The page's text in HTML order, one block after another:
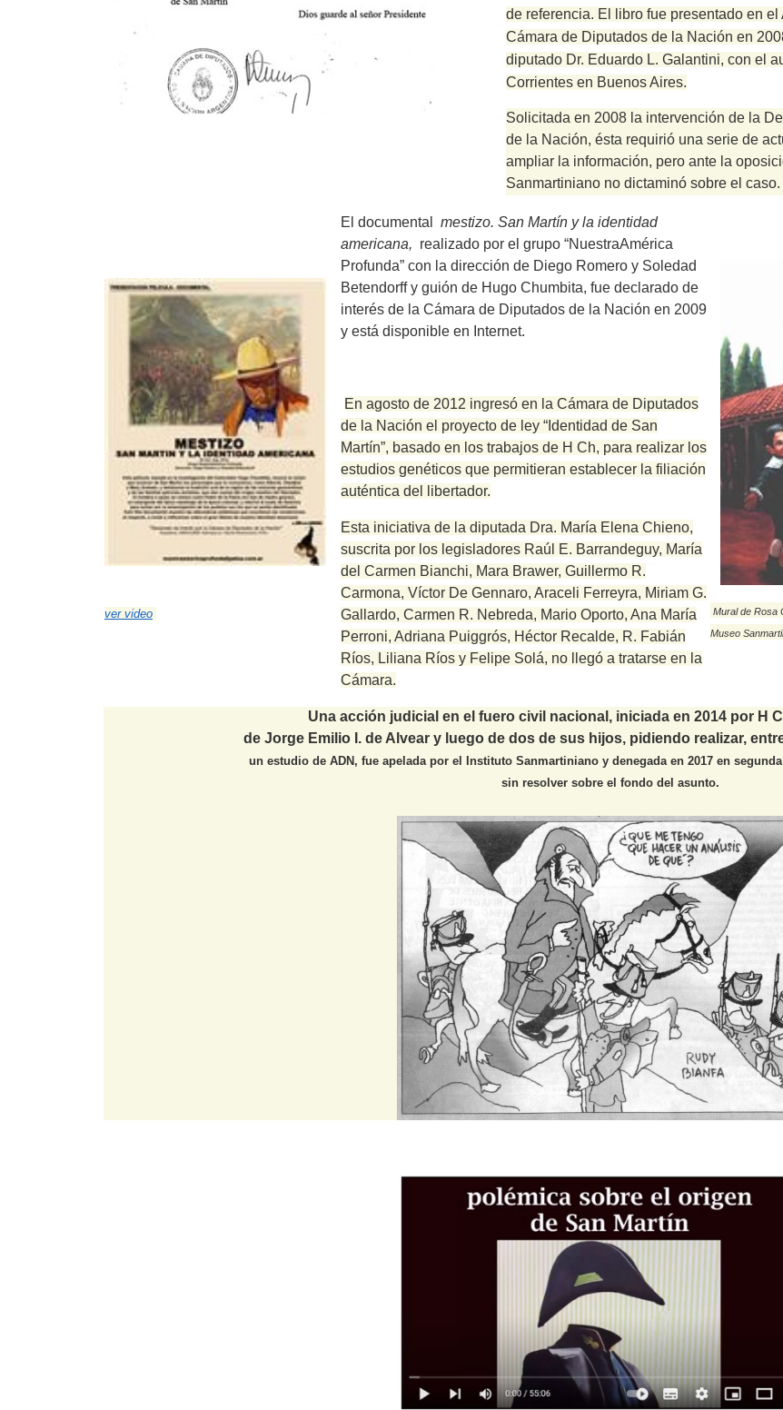
de referencia. El libro fue presentado en el
Cámara de Diputados de la Nación en
diputado Dr. Eduardo L. Galantini, con el
Corrientes en Buenos Aires.
Solicitada en 2008 la intervención de la
de la Nación, ésta requirió una serie de
ampliar la información, pero ante la
Sanmartiniano no dictaminó sobre el caso.
ver video
El documental mestizo. San Martín y la identidad
americana, realizado por el grupo “NuestraAmérica
Profunda” con la dirección de Diego Romero y Soledad
Betendorff y guión de Hugo Chumbita, fue declarado de
interés de la Cámara de Diputados de la Nación en 2009
y está disponible en Internet.
En agosto de 2012 ingresó en la Cámara de Diputados
de la Nación el proyecto de ley “Identidad de San
Martín”, basado en los trabajos de H Ch, para realizar los
estudios genéticos que permitieran establecer la filiación
auténtica del libertador.
Esta iniciativa de la diputada Dra. María Elena Chieno,
suscrita por los legisladores Raúl E. Barrandeguy, María
del Carmen Bianchi, Mara Brawer, Guillermo R.
Carmona, Víctor De Gennaro, Araceli Ferreyra, Miriam G.
Gallardo, Carmen R. Nebreda, Mario Oporto, Ana María
Perroni, Adriana Puiggrós, Héctor Recalde, R. Fabián
Ríos, Liliana Ríos y Felipe Solá, no llegó a tratarse en la
Cámara.
Mural de Rosa
Museo
Una acción judicial en el fuero civil nacional, iniciada en 2014 por H
de Jorge Emilio I. de Alvear y luego de dos de sus hijos, pidiendo realizar,
un estudio de ADN, fue apelada por el Instituto Sanmartiniano y denegada en 2017 en
sin resolver sobre el fondo del asunto.